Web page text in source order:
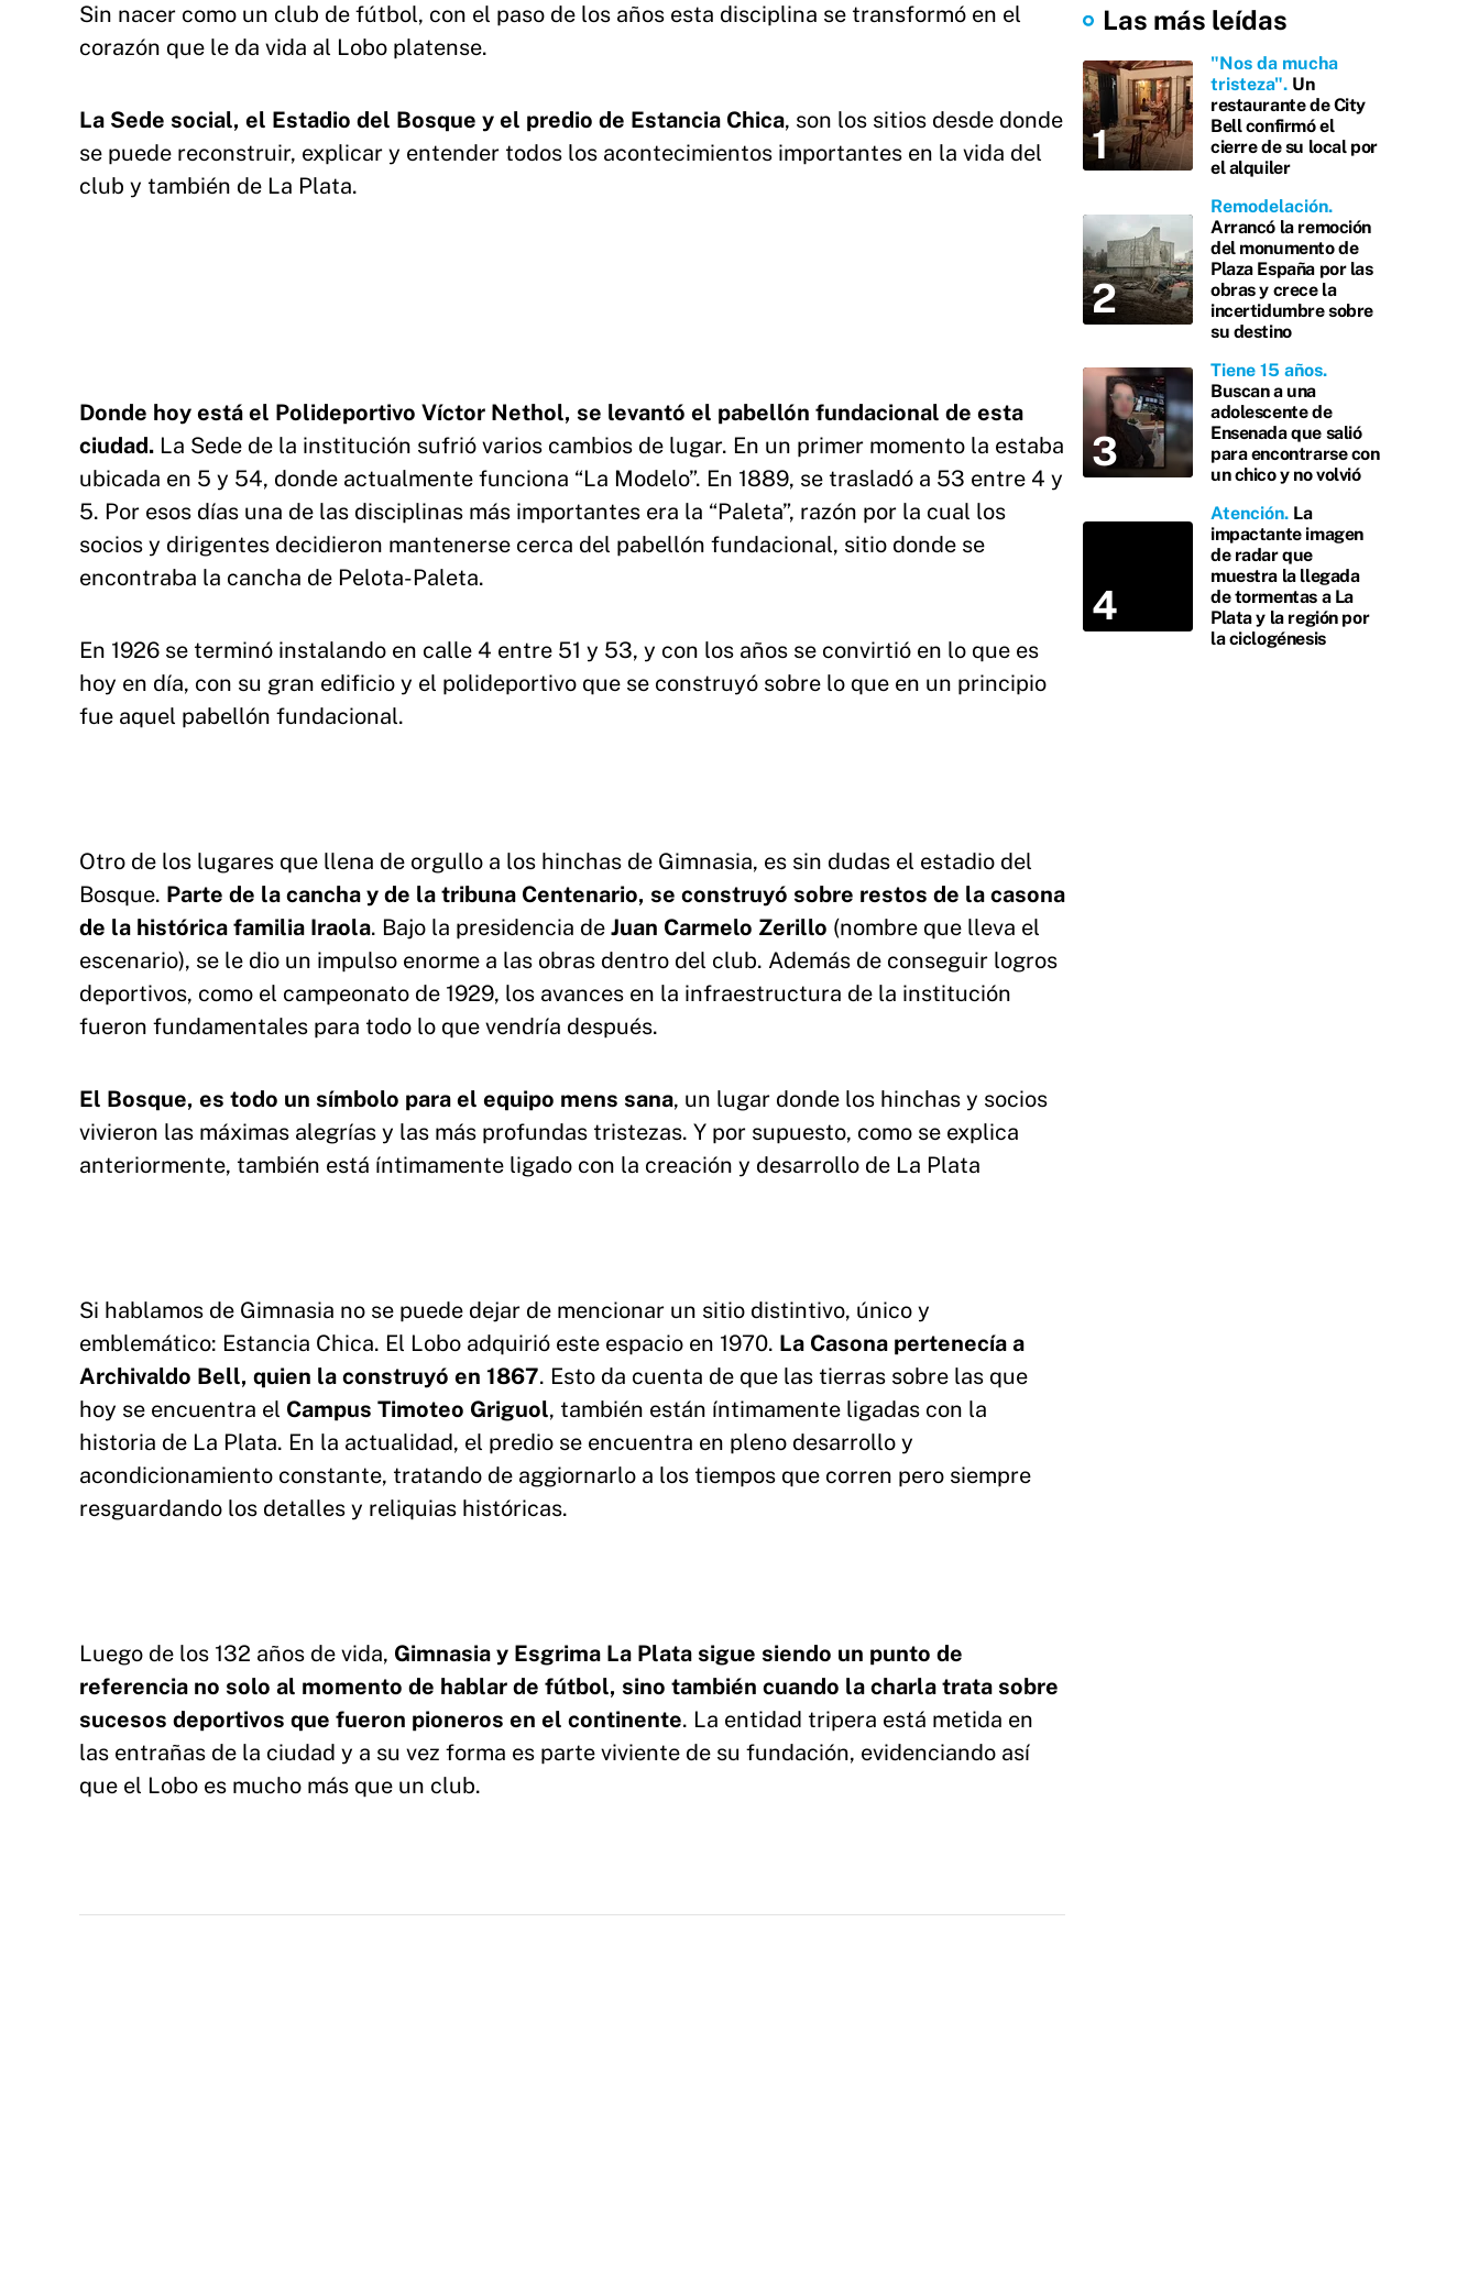
Sin nacer como un club de fútbol, con el paso de los años esta disciplina se transformó en el
corazón que le da vida al Lobo platense.
La Sede social, el Estadio del Bosque y el predio de Estancia Chica, son los sitios desde donde
se puede reconstruir, explicar y entender todos los acontecimientos importantes en la vida del
club y también de La Plata.
Donde hoy está el Polideportivo Víctor Nethol, se levantó el pabellón fundacional de esta
ciudad. La Sede de la institución sufrió varios cambios de lugar. En un primer momento la estaba
ubicada en 5 y 54, donde actualmente funciona “La Modelo”. En 1889, se trasladó a 53 entre 4 y
5. Por esos días una de las disciplinas más importantes era la “Paleta”, razón por la cual los
socios y dirigentes decidieron mantenerse cerca del pabellón fundacional, sitio donde se
encontraba la cancha de Pelota-Paleta.
En 1926 se terminó instalando en calle 4 entre 51 y 53, y con los años se convirtió en lo que es
hoy en día, con su gran edificio y el polideportivo que se construyó sobre lo que en un principio
fue aquel pabellón fundacional.
Otro de los lugares que llena de orgullo a los hinchas de Gimnasia, es sin dudas el estadio del
Bosque. Parte de la cancha y de la tribuna Centenario, se construyó sobre restos de la casona
de la histórica familia Iraola. Bajo la presidencia de Juan Carmelo Zerillo (nombre que lleva el
escenario), se le dio un impulso enorme a las obras dentro del club. Además de conseguir logros
deportivos, como el campeonato de 1929, los avances en la infraestructura de la institución
fueron fundamentales para todo lo que vendría después.
El Bosque, es todo un símbolo para el equipo mens sana, un lugar donde los hinchas y socios
vivieron las máximas alegrías y las más profundas tristezas. Y por supuesto, como se explica
anteriormente, también está íntimamente ligado con la creación y desarrollo de La Plata
Si hablamos de Gimnasia no se puede dejar de mencionar un sitio distintivo, único y
emblemático: Estancia Chica. El Lobo adquirió este espacio en 1970. La Casona pertenecía a
Archivaldo Bell, quien la construyó en 1867. Esto da cuenta de que las tierras sobre las que
hoy se encuentra el Campus Timoteo Griguol, también están íntimamente ligadas con la
historia de La Plata. En la actualidad, el predio se encuentra en pleno desarrollo y
acondicionamiento constante, tratando de aggiornarlo a los tiempos que corren pero siempre
resguardando los detalles y reliquias históricas.
Luego de los 132 años de vida, Gimnasia y Esgrima La Plata sigue siendo un punto de
referencia no solo al momento de hablar de fútbol, sino también cuando la charla trata sobre
sucesos deportivos que fueron pioneros en el continente. La entidad tripera está metida en
las entrañas de la ciudad y a su vez forma es parte viviente de su fundación, evidenciando así
que el Lobo es mucho más que un club.
Las más leídas
"Nos da mucha
tristeza" Un
restaurante de City
Bell confirmó el
cierre de su local por
el alquiler
Remodelación
Arrancó la remoción
del monumento de
Plaza España por las
obras y crece la
incertidumbre sobre
su destino
Tiene 15 años
Buscan a una
adolescente de
Ensenada que salió
para encontrarse con
un chico y no volvió
Atención La
impactante imagen
de radar que
muestra la llegada
de tormentas a La
Plata y la región por
la ciclogénesis